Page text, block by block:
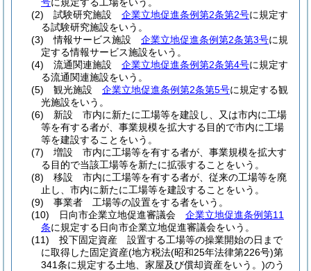
(2)
試験研究施設 企業立地促進条例第2条第2号に規定す
る試験研究施設をいう。
(3)
情報サービス施設 企業立地促進条例第2条第3号に規
定する情報サービス施設をいう。
(4)
流通関連施設 企業立地促進条例第2条第4号に規定す
る流通関連施設をいう。
(5)
観光施設 企業立地促進条例第2条第5号に規定する観
光施設をいう。
(6)
新設 市内に新たに工場等を建設し、又は市内に工場
等を有する者が、事業規模を拡大する目的で市内に工場
等を建設することをいう。
(7)
増設 市内に工場等を有する者が、事業規模を拡大す
る目的で当該工場等を新たに拡張することをいう。
(8)
移設 市内に工場等を有する者が、従来の工場等を廃
止し、市内に新たに工場等を建設することをいう。
(9)
事業者 工場等の設置をする者をいう。
(10)
日向市企業立地促進審議会 企業立地促進条例第11
条に規定する日向市企業立地促進審議会をいう。
(11)
投下固定資産 設置する工場等の操業開始の日まで
に取得した固定資産(地方税法(昭和25年法律第226号)第
341条に規定する土地、家屋及び償却資産をいう。)のう